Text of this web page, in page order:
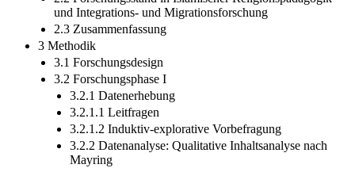
und Integrations- und Migrationsforschung
2.3 Zusammenfassung
3 Methodik
3.1 Forschungsdesign
3.2 Forschungsphase I
3.2.1 Datenerhebung
3.2.1.1 Leitfragen
3.2.1.2 Induktiv-explorative Vorbefragung
3.2.2 Datenanalyse: Qualitative Inhaltsanalyse nach
Mayring